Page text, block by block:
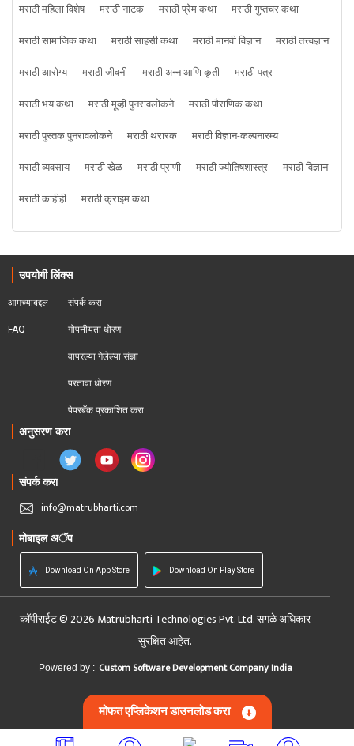
मराठी महिला विशेष
मराठी नाटक मराठी प्रेम कथा
मराठी गुप्तचर कथा
मराठी सामाजिक कथा
मराठी साहसी कथा मराठी मानवी विज्ञान
मराठी तत्त्वज्ञान
मराठी आरोग्य
मराठी जीवनी मराठी अन्न आणि कृती
मराठी पत्र
मराठी भय कथा
मराठी मूव्ही पुनरावलोकने
मराठी पौराणिक कथा
मराठी पुस्तक पुनरावलोकने
मराठी थरारक
मराठी विज्ञान-कल्पनारम्य
मराठी व्यवसाय
मराठी खेळ मराठी प्राणी मराठी ज्योतिषशास्त्र
मराठी विज्ञान
मराठी काहीही
मराठी क्राइम कथा
उपयोगी लिंक्स
आमच्याबद्दल
FAQ
संपर्क करा
गोपनीयता धोरण
वापरल्या गेलेल्या संज्ञा
परतावा धोरण
पेपरबॅक प्रकाशित करा
अनुसरण करा
संपर्क करा
info@matrubharti.com
मोबाइल अॅप
Download On App Store Download On Play Store
कॉपीराईट © 2026 Matrubharti Technologies Pvt. Ltd. सगळे अधिकार
सुरक्षित आहेत.
Powered by : Custom Software Development Company India
मोफत एप्लिकेशन डाउनलोड करा